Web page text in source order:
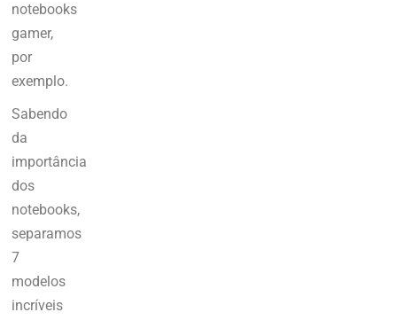
notebooks
gamer,
por
exemplo.
Sabendo
da
importância
dos
notebooks,
separamos
7
modelos
incríveis